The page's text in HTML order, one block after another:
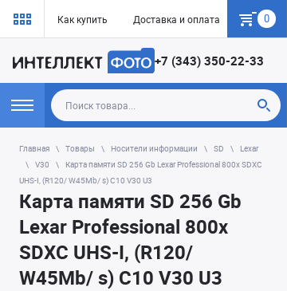
Как купить Доставка и оплата Гарантия
0
+7 (343) 350-22-33
Главная Товары Носители информации SD
Lexar
V30
Карта памяти SD 256 Gb Lexar Professional 800x SDXC
UHS-I, (R120/ W45Mb/ s) C10 V30 U3
Карта памяти SD 256 Gb
Lexar Professional 800x
SDXC UHS-I, (R120/
W45Mb/ s) C10 V30 U3